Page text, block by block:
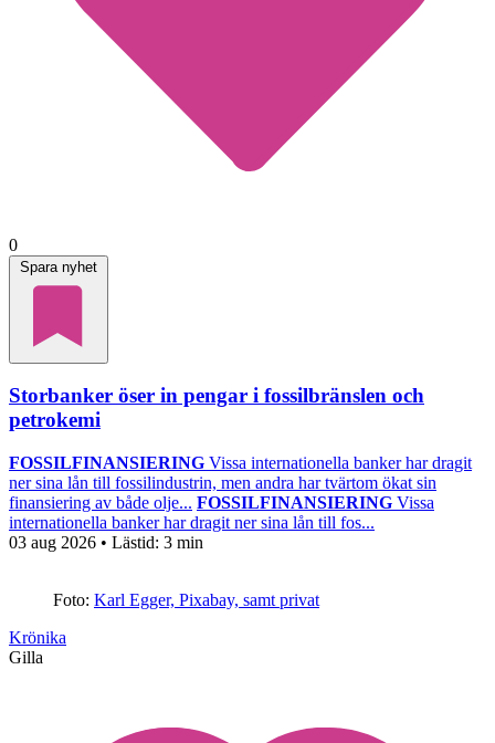
0
Spara nyhet
Storbanker öser in pengar i fossilbränslen och
petrokemi
FOSSILFINANSIERING Vissa internationella banker har dragit
ner sina lån till fossilindustrin, men andra har tvärtom ökat sin
finansiering av både olje... FOSSILFINANSIERING Vissa
internationella banker har dragit ner sina lån till fos...
03 aug 2026 • Lästid: 3 min
Foto: Karl Egger, Pixabay, samt privat
Krönika
Gilla